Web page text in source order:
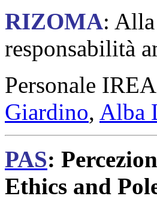
RIZOMA:
responsabilità
Personale
Giardino, Alba
PAS:
Ethics and